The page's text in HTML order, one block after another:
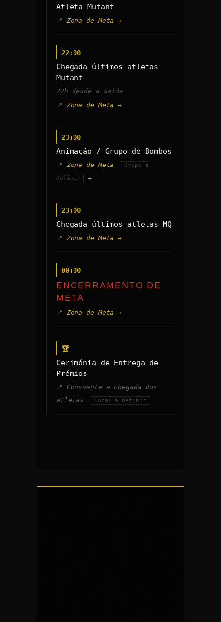
Atleta Mutant
Zona de Meta →
22:00
Chegada últimos atletas
Mutant
22h desde a saída
Zona de Meta →
23:00
Animação / Grupo de Bombos
Zona de Meta Grupo a
definir →
23:00
Chegada últimos atletas MQ
Zona de Meta →
00:00
ENCERRAMENTO DE
META
Zona de Meta →
🏆
Cerimónia de Entrega de
Prémios
Consoante a chegada dos
atletas
Local a definir